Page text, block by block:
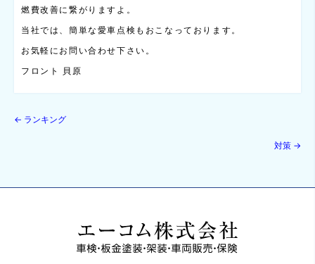
燃費改善に繋がりますよ。
当社では、簡単な愛車点検もおこなっております。
お気軽にお問い合わせ下さい。
フロント 貝原
← ランキング
対策 →